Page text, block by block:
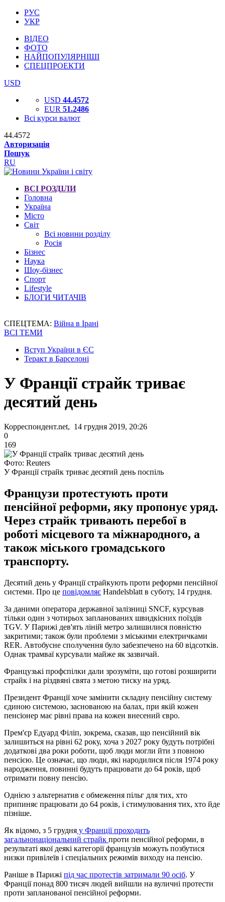
РУС
УКР
ВІДЕО
ФОТО
НАЙПОПУЛЯРНІШІ
СПЕЦПРОЕКТИ
USD
USD 44.4572
EUR 51.2486
Всі курси валют
44.4572
Авторизація
Пошук
RU
ВСІ РОЗДІЛИ
Головна
Україна
Місто
Світ
Всі новини розділу
Росія
Бізнес
Наука
Шоу-бізнес
Спорт
Lifestyle
БЛОГИ ЧИТАЧІВ
СПЕЦТЕМА: Війна в Ірані
ВСІ ТЕМИ
Вступ України в ЄС
Теракт в Барселоні
У Франції страйк триває
десятий день
Корреспондент.net, 14 грудня 2019, 20:26
0
169
Фото: Reuters
У Франції страйк триває десятий день поспіль
Французи протестують проти
пенсійної реформи, яку пропонує уряд.
Через страйк тривають перебої в
роботі місцевого та міжнародного, а
також міського громадського
транспорту.
Десятий день у Франції страйкують проти реформи пенсійної
системи. Про це повідомляє Handelsblatt в суботу, 14 грудня.
За даними оператора державної залізниці SNCF, курсував
тільки один з чотирьох запланованих швидкісних поїздів
TGV. У Парижі дев'ять ліній метро залишилися повністю
закритими; також були проблеми з міськими електричками
RER. Автобусне сполучення було забезпечено на 60 відсотків.
Однак трамваї курсували майже як зазвичай.
Французькі профспілки дали зрозуміти, що готові розширити
страйк і на різдвяні свята з метою тиску на уряд.
Президент Франції хоче замінити складну пенсійну систему
єдиною системою, заснованою на балах, при якій кожен
пенсіонер має рівні права на кожен внесений євро.
Прем'єр Едуард Філіп, зокрема, сказав, що пенсійний вік
залишиться на рівні 62 року, хоча з 2027 року будуть потрібні
додаткові два роки роботи, щоб люди могли йти з повною
пенсією. Це означає, що люди, які народилися після 1974 року
народження, повинні будуть працювати до 64 років, щоб
отримати повну пенсію.
Однією з альтернатив є обмеження пільг для тих, хто
припиняє працювати до 64 років, і стимулювання тих, хто йде
пізніше.
Як відомо, з 5 грудня у Франції проходить
загальнонаціональний страйк проти пенсійної реформи, в
результаті якої деякі категорії французів можуть позбутися
низки привілеїв і спеціальних режимів виходу на пенсію.
Раніше в Парижі під час протестів затримали 90 осіб. У
Франції понад 800 тисяч людей вийшли на вуличні протести
проти запланованої пенсійної реформи.